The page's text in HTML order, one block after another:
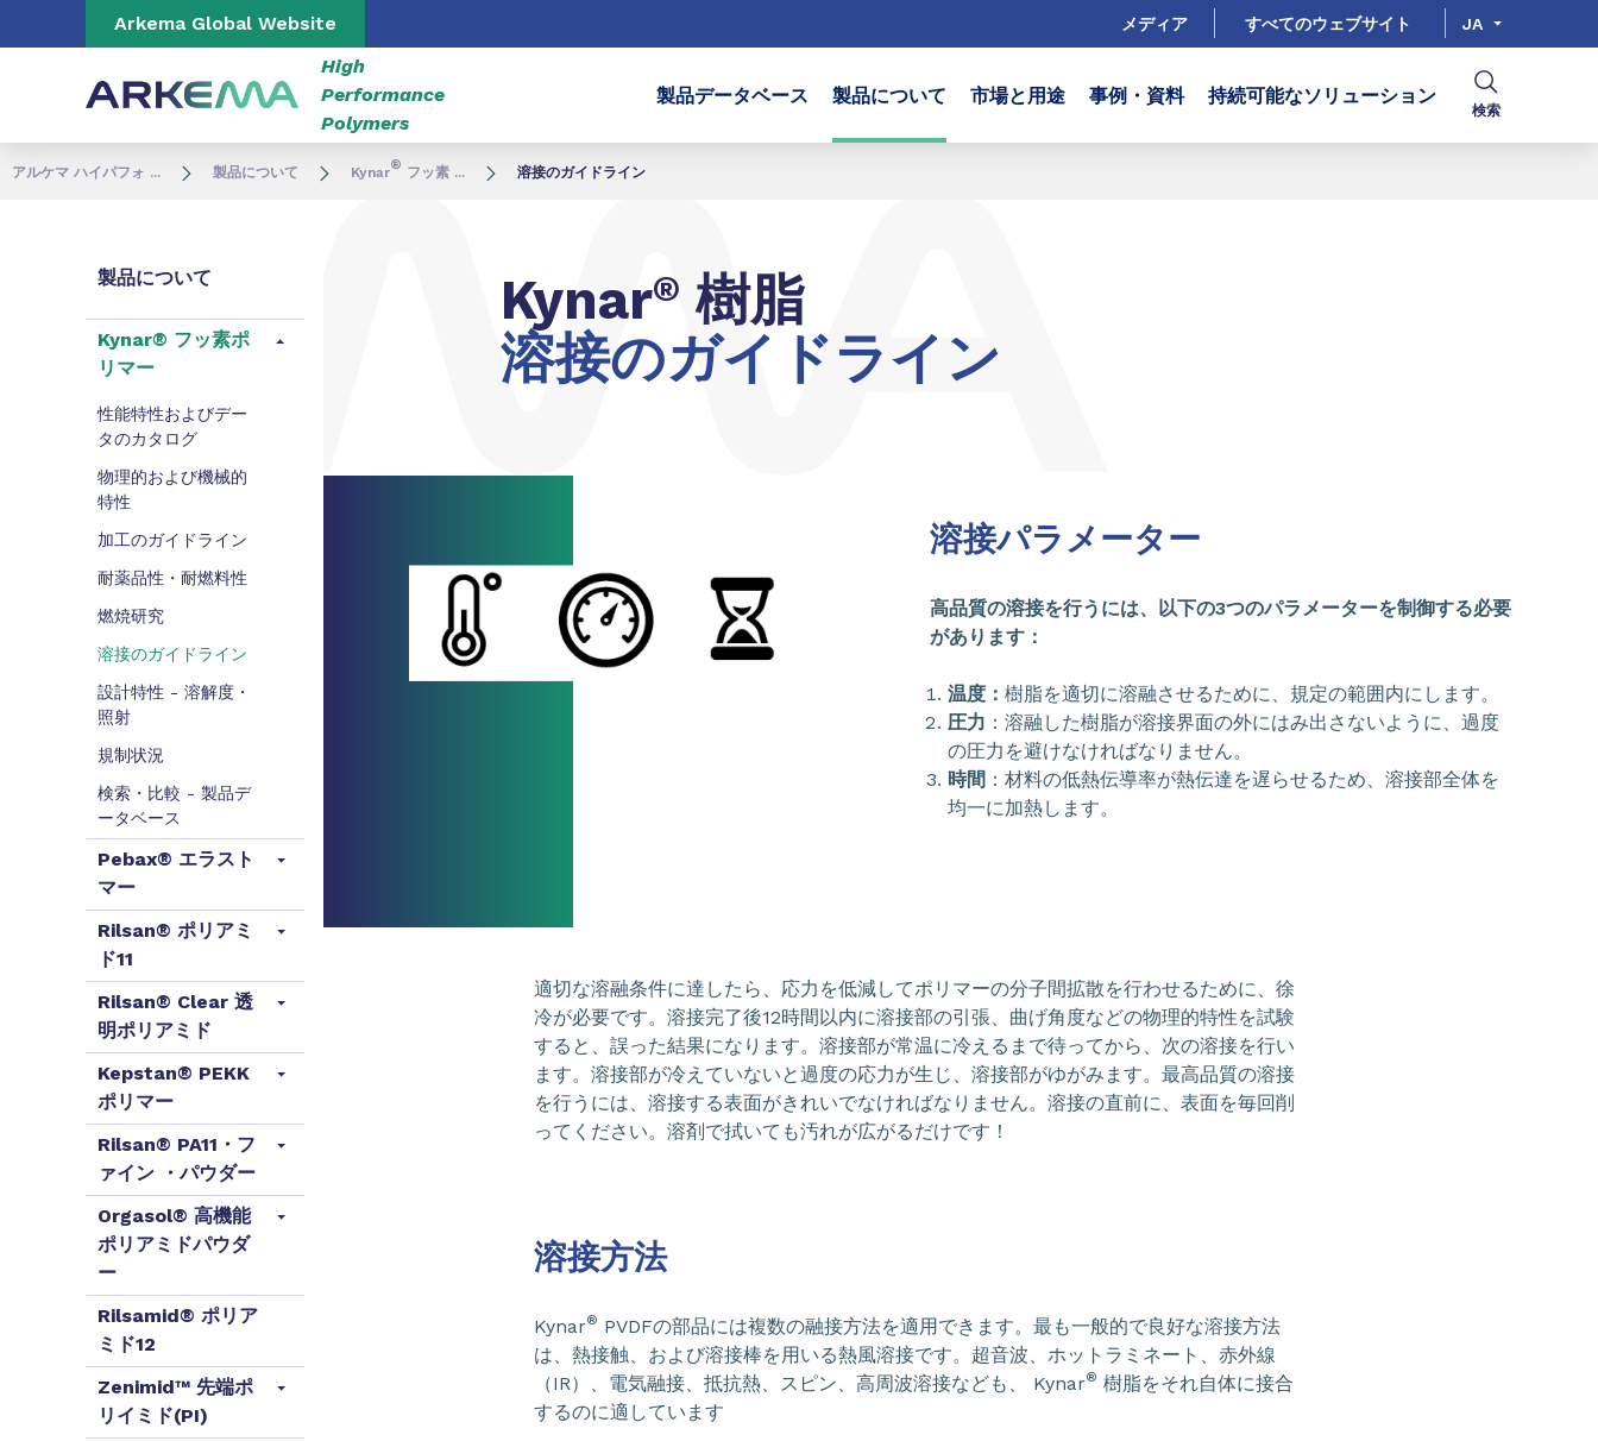
Go to content Go to navigation
Arkema Global Website メディア すべてのウェブサイト JA
High
Performance
Polymers
製品データベース 製品について 市場と用途 事例・資料 持続可能なソリューション
検索
アルケマ ハイパフォ ... 製品について Kynar® フッ素 ... 溶接のガイドライン
製品について
Kynar® フッ素ポ
リマー
性能特性およびデー
タのカタログ
物理的および機械的
特性
加工のガイドライン
耐薬品性・耐燃料性
燃焼研究
溶接のガイドライン
設計特性 - 溶解度・
照射
規制状況
検索・比較 - 製品デ
ータベース
Pebax® エラスト
マー
Rilsan® ポリアミ
ド11
Rilsan® Clear 透
明ポリアミド
Kepstan® PEKK
ポリマー
Rilsan® PA11・フ
ァイン ・パウダー
Orgasol® 高機能
ポリアミドパウダ
ー
Rilsamid® ポリア
ミド12
Zenimid™ 先端ポ
リイミド(PI)
Kynar® 樹脂
溶接のガイドライン
溶接パラメーター
高品質の溶接を行うには、以下の3つのパラメーターを制御する必要
があります：
温度： 樹脂を適切に溶融させるために、規定の範囲内にします。
圧力 ：溶融した樹脂が溶接界面の外にはみ出さないように、過度
の圧力を避けなければなりません。
時間 ：材料の低熱伝導率が熱伝達を遅らせるため、溶接部全体を
均一に加熱します。
適切な溶融条件に達したら、応力を低減してポリマーの分子間拡散を行わせるために、徐
冷が必要です。溶接完了後12時間以内に溶接部の引張、曲げ角度などの物理的特性を試験
すると、誤った結果になります。溶接部が常温に冷えるまで待ってから、次の溶接を行い
ます。溶接部が冷えていないと過度の応力が生じ、溶接部がゆがみます。最高品質の溶接
を行うには、溶接する表面がきれいでなければなりません。溶接の直前に、表面を毎回削
ってください。溶剤で拭いても汚れが広がるだけです！
溶接方法
Kynar® PVDFの部品には複数の融接方法を適用できます。最も一般的で良好な溶接方法
は、熱接触、および溶接棒を用いる熱風溶接です。超音波、ホットラミネート、赤外線
（IR）、電気融接、抵抗熱、スピン、高周波溶接なども、 Kynar® 樹脂をそれ自体に接合
するのに適しています